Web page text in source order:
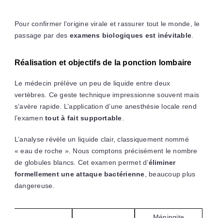
Pour confirmer l’origine virale et rassurer tout le monde, le
passage par des examens biologiques est inévitable
Réalisation et objectifs de la ponction lombaire
Le médecin prélève un peu de liquide entre deux
vertèbres. Ce geste technique impressionne souvent mais
s’avère rapide. L’application d’une anesthésie locale rend
l’examentout à fait supportable
L’analyse révèle un liquide clair, classiquement nommé
« eau de roche ». Nous comptons précisément le nombre
de globules blancs. Cet examen permet d’éliminer
formellement une attaque bactérienne , beaucoup plus
dangereuse.